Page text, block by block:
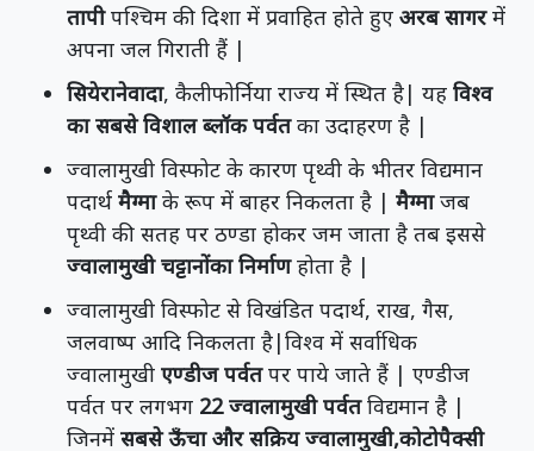
तापीपश्चिम की दिशा में प्रवाहित होते हुए अरब सागरमें
अपना जल गिराती हैं |
सियेरानेवादा, कैलीफोर्निया राज्य में स्थित है| यह विश्व
का सबसे विशाल ब्लॉक पर्वतका उदाहरण है |
ज्वालामुखी विस्फोट के कारण पृथ्वी के भीतर विद्यमान
पदार्थ मैग्माके रूप में बाहर निकलता है | मैग्माजब
पृथ्वी की सतह पर ठण्डा होकर जम जाता है तब इससे
ज्वालामुखी चट्टानोंका निर्माणहोता है |
ज्वालामुखी विस्फोट से विखंडित पदार्थ, राख, गैस,
जलवाष्प आदि निकलता है|विश्व में सर्वाधिक
ज्वालामुखी एण्डीज पर्वतपर पाये जाते हैं | एण्डीज
पर्वत पर लगभग 22 ज्वालामुखी पर्वतविद्यमान है |
जिनमें सबसे ऊँचा और सक्रिय ज्वालामुखी,कोटोपैक्सी